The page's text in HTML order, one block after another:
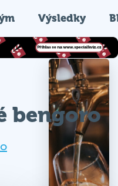
Výsledky
bengoro